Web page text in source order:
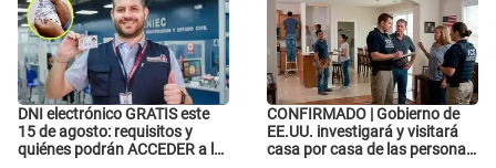
DNI electrónico GRATIS este
15 de agosto: requisitos y
quiénes podrán ACCEDER a la
CONFIRMADO | Gobierno de
EE.UU. investigará y visitará
casa por casa de las personas